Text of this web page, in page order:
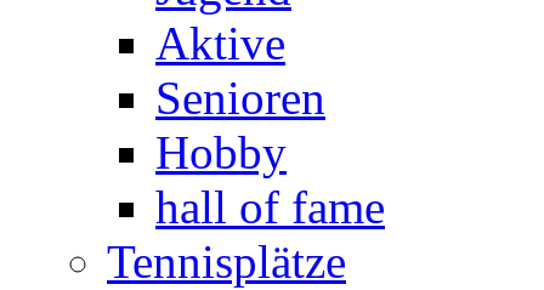
Aktive
Senioren
Hobby
hall of fame
Tennisplätze